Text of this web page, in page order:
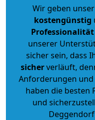
Wir geben
kostengünstig
Professionalität
unserer
sicher sein, dass
sicherverläuft,
Anforderungen
haben die besten
und